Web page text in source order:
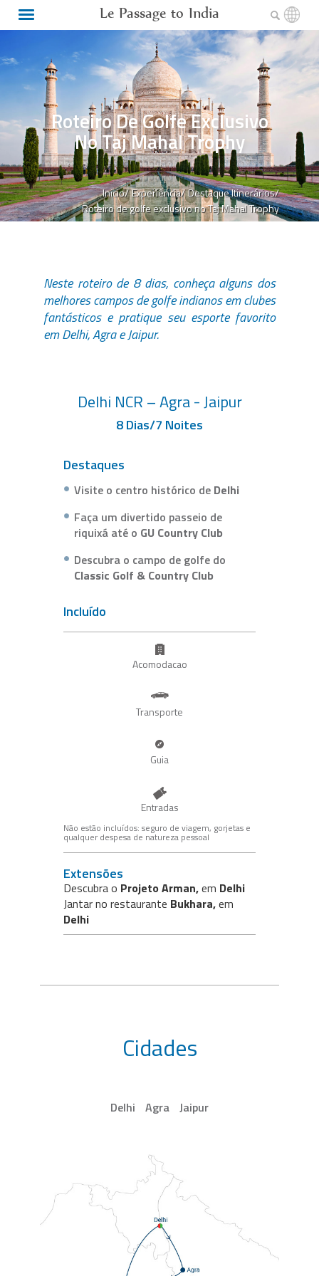
Le Passage to India
Inicio/Experiência/Destaque Itinerários/
Roteiro de golfe exclusivo no Taj Mahal Trophy
Roteiro De Golfe Exclusivo
No Taj Mahal Trophy
Neste roteiro de 8 dias, conheça alguns dos
melhores campos de golfe indianos em clubes
fantásticos e pratique seu esporte favorito
em Delhi, Agra e Jaipur.
Delhi NCR – Agra - Jaipur
8 Dias/7 Noites
Destaques
Visite o centro histórico de Delhi
Faça um divertido passeio de
riquixá até o GU Country Club
Descubra o campo de golfe do
Classic Golf & Country Club
Incluído
Acomodacao
Transporte
Guia
Entradas
Não estão incluídos: seguro de viagem, gorjetas e
qualquer despesa de natureza pessoal
Extensões
Descubra o Projeto Arman,em Delhi
Jantar no restaurante Bukhara,em
Delhi
Cidades
Delhi Agra Jaipur